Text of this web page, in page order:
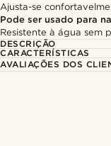
Ajusta-se
Pode ser usado para
Resistente à água sem
DESCRIÇÃO
CARACTERÍSTICAS
AVALIAÇÕES DOS